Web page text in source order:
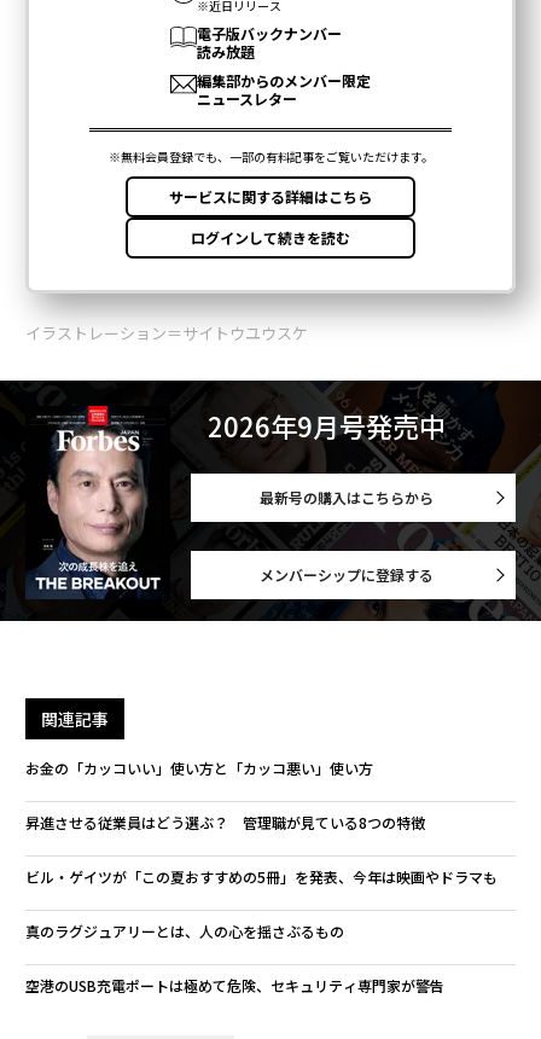
イラストレーション＝サイトウユウスケ
2026年9月号発売中
最新号の購入はこちらから
メンバーシップに登録する
関連記事
お金の「カッコいい」使い方と「カッコ悪い」使い方
昇進させる従業員はどう選ぶ？ 管理職が見ている8つの特徴
ビル・ゲイツが「この夏おすすめの5冊」を発表、今年は映画やドラマも
真のラグジュアリーとは、人の心を揺さぶるもの
空港のUSB充電ポートは極めて危険、セキュリティ専門家が警告